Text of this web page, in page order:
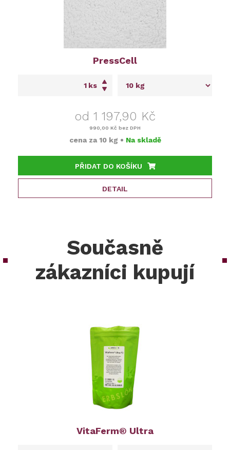
PressCell
ks
od 1 197,90 Kč
990,00 Kč bez DPH
cena za 10 kg • Na skladě
PŘIDAT DO KOŠÍKU
DETAIL
Současně
zákazníci kupují
VitaFerm® Ultra